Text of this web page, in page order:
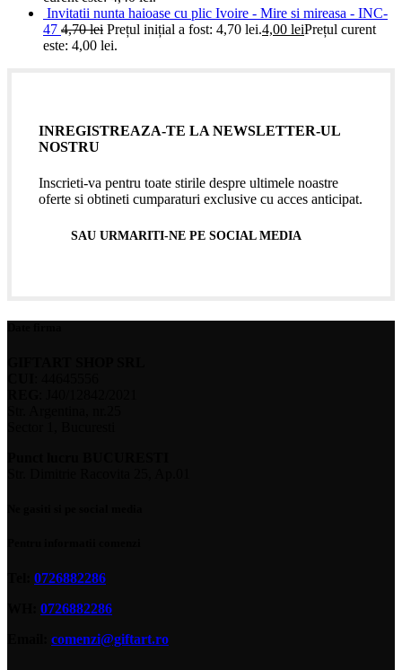
Invitatii nunta haioase cu plic Ivoire - Mire si mireasa - INC-
47 4,70lei Prețul inițial a fost: 4,70 lei.4,00 leiPrețul curent
este: 4,00 lei.
INREGISTREAZA-TE LA NEWSLETTER-UL
NOSTRU
Inscrieti-va pentru toate stirile despre ultimele noastre
oferte si obtineti cumparaturi exclusive cu acces anticipat.
SAU URMARITI-NE PE SOCIAL MEDIA
0726882286
0726882286
comenzi@giftart.ro